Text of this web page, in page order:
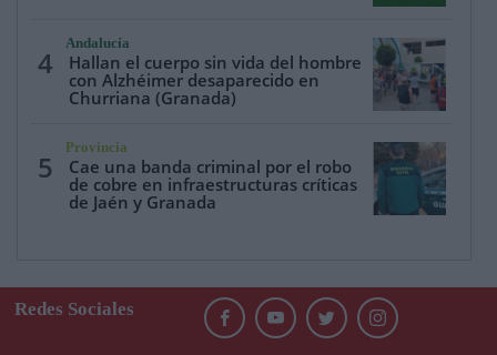
4
Andalucía
Hallan el cuerpo sin vida del hombre
con Alzhéimer desaparecido en
Churriana (Granada)
5
Provincia
Cae una banda criminal por el robo
de cobre en infraestructuras críticas
de Jaén y Granada
Redes Sociales